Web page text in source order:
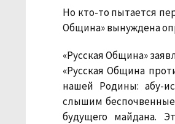
Но кто-то пытается
Община» вынуждена
«Русская Община»
«Русская Община
нашей Родины: абу-
слышим
будущего майдана.